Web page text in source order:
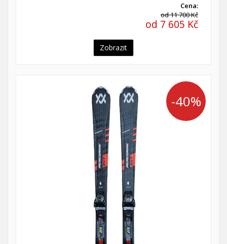
Cena:
od 11 700 Kč
od 7 605 Kč
Zobrazit
-40%